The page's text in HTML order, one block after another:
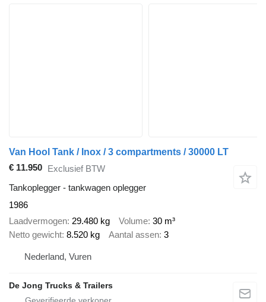
Van Hool Tank / Inox / 3 compartments / 30000 LT
€ 11.950 Exclusief BTW
Tankoplegger - tankwagen oplegger
1986
Laadvermogen 29.480 kg Volume 30 m³
Netto gewicht 8.520 kg Aantal assen 3
Nederland, Vuren
De Jong Trucks & Trailers